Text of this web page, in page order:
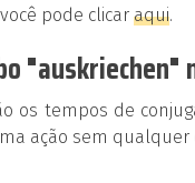
pode clicar aqui.
os tempos de
ação sem qualquer